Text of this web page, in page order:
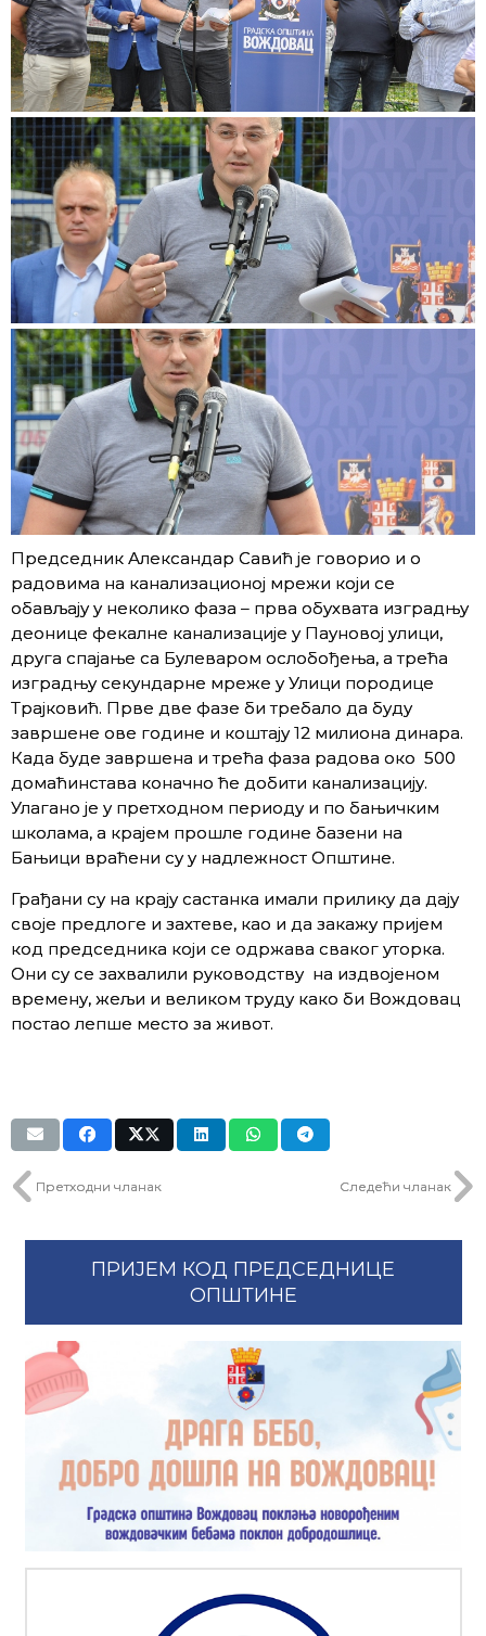
Председник Александар Савић је говорио и о
радовима на канализационој мрежи који се
обављају у неколико фаза – прва обухвата изградњу
деонице фекалне канализације у Пауновој улици,
друга спајање са Булеваром ослобођења, а трећа
изградњу секундарне мреже у Улици породице
Трајковић. Прве две фазе би требало да буду
завршене ове године и коштају 12 милиона динара.
Када буде завршена и трећа фаза радова око 500
домаћинстава коначно ће добити канализацију.
Улагано је у претходном периоду и по бањичким
школама, а крајем прошле године базени на
Бањици враћени су у надлежност Општине.
Грађани су на крају састанка имали прилику да дају
своје предлоге и захтеве, као и да закажу пријем
код председника који се одржава сваког уторка.
Они су се захвалили руководству на издвојеном
времену, жељи и великом труду како би Вождовац
постао лепше место за живот.
Претходни чланак Следећи чланак
ПРИЈЕМ КОД ПРЕДСЕДНИЦЕ
ОПШТИНЕ